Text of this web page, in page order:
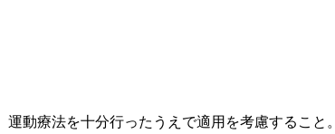
動療法を十分行ったうえで適用を考慮すること。